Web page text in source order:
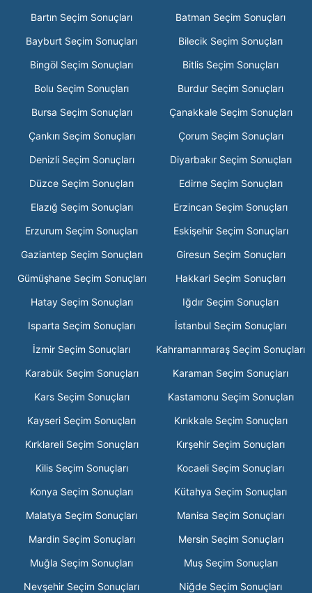
Bartın Seçim Sonuçları
Batman Seçim Sonuçları
Bayburt Seçim Sonuçları
Bilecik Seçim Sonuçları
Bingöl Seçim Sonuçları
Bitlis Seçim Sonuçları
Bolu Seçim Sonuçları
Burdur Seçim Sonuçları
Bursa Seçim Sonuçları
Çanakkale Seçim Sonuçları
Çankırı Seçim Sonuçları
Çorum Seçim Sonuçları
Denizli Seçim Sonuçları
Diyarbakır Seçim Sonuçları
Düzce Seçim Sonuçları
Edirne Seçim Sonuçları
Elazığ Seçim Sonuçları
Erzincan Seçim Sonuçları
Erzurum Seçim Sonuçları
Eskişehir Seçim Sonuçları
Gaziantep Seçim Sonuçları
Giresun Seçim Sonuçları
Gümüşhane Seçim Sonuçları
Hakkari Seçim Sonuçları
Hatay Seçim Sonuçları
Iğdır Seçim Sonuçları
Isparta Seçim Sonuçları
İstanbul Seçim Sonuçları
İzmir Seçim Sonuçları
Kahramanmaraş Seçim Sonuçları
Karabük Seçim Sonuçları
Karaman Seçim Sonuçları
Kars Seçim Sonuçları
Kastamonu Seçim Sonuçları
Kayseri Seçim Sonuçları
Kırıkkale Seçim Sonuçları
Kırklareli Seçim Sonuçları
Kırşehir Seçim Sonuçları
Kilis Seçim Sonuçları
Kocaeli Seçim Sonuçları
Konya Seçim Sonuçları
Kütahya Seçim Sonuçları
Malatya Seçim Sonuçları
Manisa Seçim Sonuçları
Mardin Seçim Sonuçları
Mersin Seçim Sonuçları
Muğla Seçim Sonuçları
Muş Seçim Sonuçları
Nevşehir Seçim Sonuçları
Niğde Seçim Sonuçları